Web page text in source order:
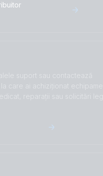
suport sau contactează
care ai achiziționat
reparații sau solicitări